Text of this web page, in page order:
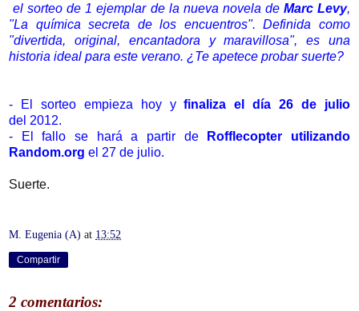
el sorteo de 1 ejemplar de la nueva novela de Marc Levy,
"La química secreta de los encuentros". Definida como
"divertida, original, encantadora y maravillosa", es una
historia ideal para este verano. ¿Te apetece probar suerte?
- El sorteo empieza hoy yfinaliza el día 26 de julio
del 2012.
- El fallo se hará a partir de
Rofflecopter utilizando
Random.org el 27 de julio.
Suerte.
M. Eugenia (A) at 13:52
Compartir
2 comentarios: